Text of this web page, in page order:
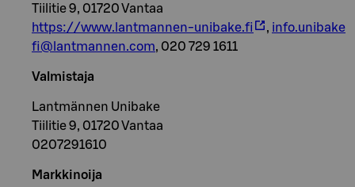
Tiilitie 9, 01720 Vantaa
https://www.lantmannen-unibake.fi
, info.unibake
fi@lantmannen.com, 020 729 1611
Valmistaja
Lantmännen Unibake
Tiilitie 9, 01720 Vantaa
0207291610
Markkinoija